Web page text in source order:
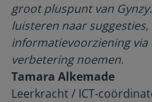
groot pluspunt van
luisteren naar
informatievoorziening via
verbetering noemen.
Tamara Alkemade
Leerkracht / ICT-